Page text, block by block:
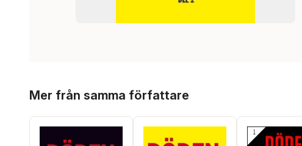
Mer från samma författare